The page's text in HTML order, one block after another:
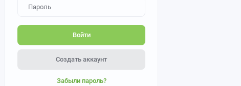
Войти
Создать аккаунт
Забыли пароль?